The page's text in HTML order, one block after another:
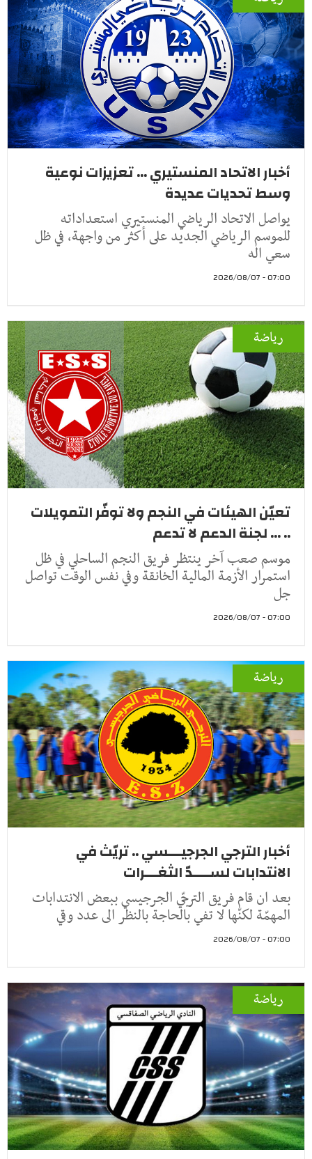
أخبار الاتحاد المنستيري ... تعزيزات نوعية
وسط تحديات عديدة
يواصل الاتحاد الرياضي المنستيري استعداداته
للموسم الرياضي الجديد على أكثر من واجهة، في ظل
سعي اله
07:00 - 2026/08/07
رياضة
تعيّن الهيئات في النجم ولا توفّر التمويلات
.. ... لجنة الدعم لا تدعم
موسم صعب آخر ينتظر فريق النجم الساحلي في ظل
استمرار الأزمة المالية الخانقة وفي نفس الوقت تواصل
جل
07:00 - 2026/08/07
رياضة
أخبار الترجي الجرجيـــسي .. تريّث في
الانتدابات لســــدّ الثغـــرات
بعد ان قام فريق الترجّي الجرجيسي ببعض الانتدابات
المهمّة لكنّها لا تفي بالحاجة بالنظر الى عدد وقي
07:00 - 2026/08/07
رياضة